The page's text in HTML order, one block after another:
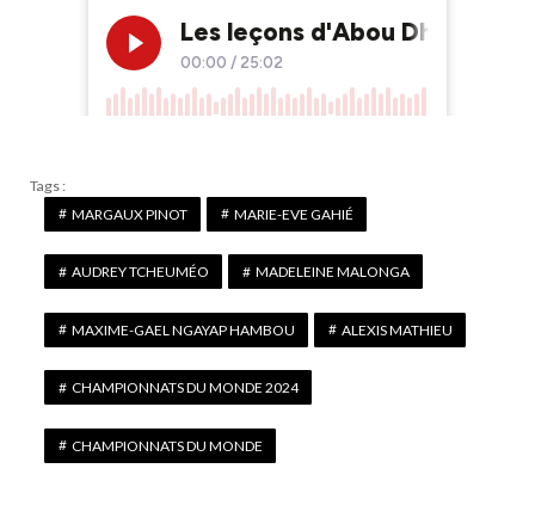
Tags :
MARGAUX PINOT
MARIE-EVE GAHIÉ
AUDREY TCHEUMÉO MADELEINE MALONGA
MAXIME-GAEL NGAYAP HAMBOU ALEXIS MATHIEU
CHAMPIONNATS DU MONDE 2024
CHAMPIONNATS DU MONDE